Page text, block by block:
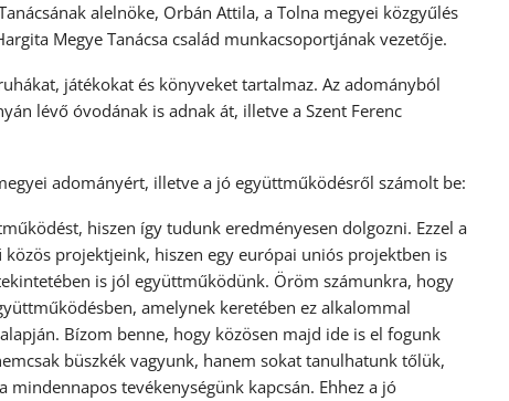
alelnöke, Orbán Attila, a Tolna megyei közgyűlés
Megye Tanácsa család munkacsoportjának vezetője.
játékokat és könyveket tartalmaz. Az adományból
lévő óvodának is adnak át, illetve a Szent Ferenc
adományért, illetve a jó együttműködésről számolt be:
hiszen így tudunk eredményesen dolgozni. Ezzel a
projektjeink, hiszen egy európai uniós projektben is
is jól együttműködünk. Öröm számunkra, hogy
amelynek keretében ez alkalommal
Bízom benne, hogy közösen majd ide is el fogunk
büszkék vagyunk, hanem sokat tanulhatunk tőlük,
tevékenységünk kapcsán. Ehhez a jó